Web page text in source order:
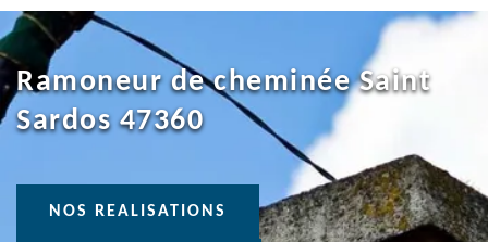
Ramoneur de cheminée Saint
Sardos 47360
NOS REALISATIONS